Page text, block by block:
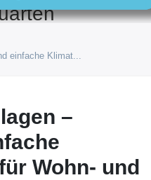
einfache Klimat...
–
Wohn- und